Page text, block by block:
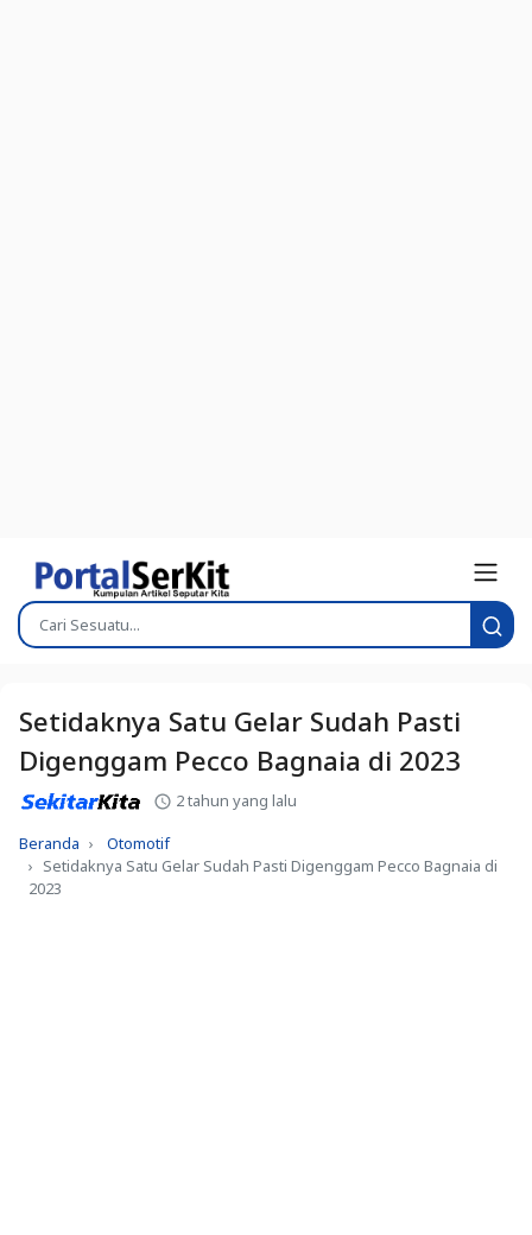
Setidaknya Satu Gelar Sudah Pasti
Digenggam Pecco Bagnaia di 2023
2 tahun yang lalu
Beranda
Otomotif
Setidaknya Satu Gelar Sudah Pasti Digenggam Pecco Bagnaia di
2023